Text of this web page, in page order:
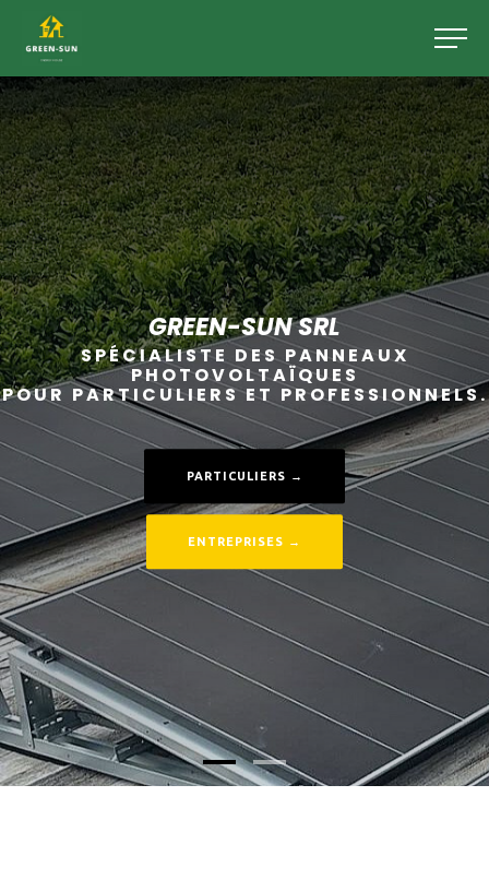
GREEN-SUN SRL
SPÉCIALISTE DESPANNEAUX
PHOTOVOLTAÏQUES
POUR PARTICULIERS ET PROFESSIONNELS.
PARTICULIERS →
ENTREPRISES →